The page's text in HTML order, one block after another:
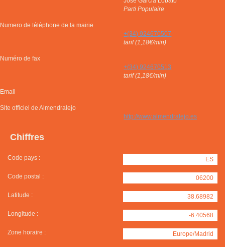
Parti Populaire
Numero de téléphone de la mairie
+(34) 924670507
tarif (1,18€/min)
Numéro de fax
+(34) 924670513
tarif (1,18€/min)
Email
Site officiel de Almendralejo
http://www.almendralejo.es
Chiffres
Code pays : ES
Code postal : 06200
Latitude : 38.68982
Longitude : -6.40568
Zone horaire : Europe/Madrid